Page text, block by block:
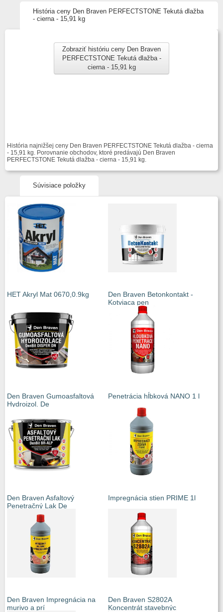
História ceny Den Braven PERFECTSTONE Tekutá dlažba
- cierna - 15,91 kg
Zobraziť históriu ceny Den Braven
PERFECTSTONE Tekutá dlažba -
cierna - 15,91 kg
História najnižšej ceny Den Braven PERFECTSTONE Tekutá dlažba - cierna
- 15,91 kg. Porovnanie obchodov, ktoré predávajú Den Braven
PERFECTSTONE Tekutá dlažba - cierna - 15,91 kg.
Súvisiace položky
HET Akryl Mat 0670,0.9kg
Den Braven Betonkontakt -
Kotviaca pen
Den Braven Gumoasfaltová
Hydroizol. De
Penetrácia hĺbková NANO 1 l
Den Braven Asfaltový
Penetračný Lak De
Impregnácia stien PRIME 1l
Den Braven Impregnácia na
murivo a prí
Den Braven S2802A
Koncentrát stavebnýc